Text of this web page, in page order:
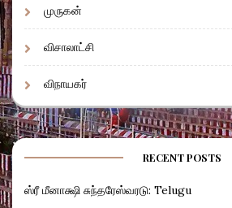
முருகன்
விசாலாட்சி
விநாயகர்
RECENT POSTS
ஸ்ரீ மீனாக்ஷி சுந்தரேஸ்வரடு: Telugu